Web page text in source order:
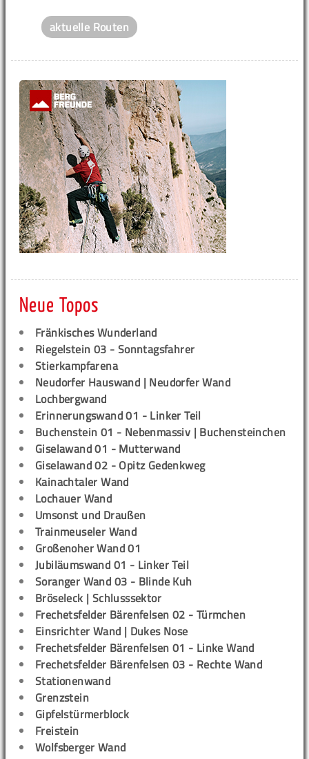
aktuelle Routen
Neue Topos
Fränkisches Wunderland
Riegelstein 03 - Sonntagsfahrer
Stierkampfarena
Neudorfer Hauswand | Neudorfer Wand
Lochbergwand
Erinnerungswand 01 - Linker Teil
Buchenstein 01 - Nebenmassiv | Buchensteinchen
Giselawand 01 - Mutterwand
Giselawand 02 - Opitz Gedenkweg
Kainachtaler Wand
Lochauer Wand
Umsonst und Draußen
Trainmeuseler Wand
Großenoher Wand 01
Jubiläumswand 01 - Linker Teil
Soranger Wand 03 - Blinde Kuh
Bröseleck | Schlusssektor
Frechetsfelder Bärenfelsen 02 - Türmchen
Einsrichter Wand | Dukes Nose
Frechetsfelder Bärenfelsen 01 - Linke Wand
Frechetsfelder Bärenfelsen 03 - Rechte Wand
Stationenwand
Grenzstein
Gipfelstürmerblock
Freistein
Wolfsberger Wand